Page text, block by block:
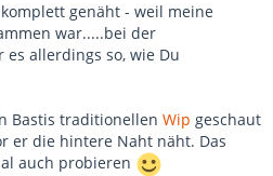
komplett genäht - weil meine
war.....bei der
allerdings so, wie Du
Bastis traditionellen Wip geschaut
er die hintere Naht näht. Das
auch probieren